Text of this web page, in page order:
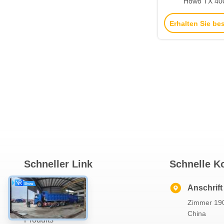
Bergbaudumps
Erhalten Sie
Schneller Link
Zu Hause
Über Uns
Produits
Schnelle
Anschrift
Zimmer
China